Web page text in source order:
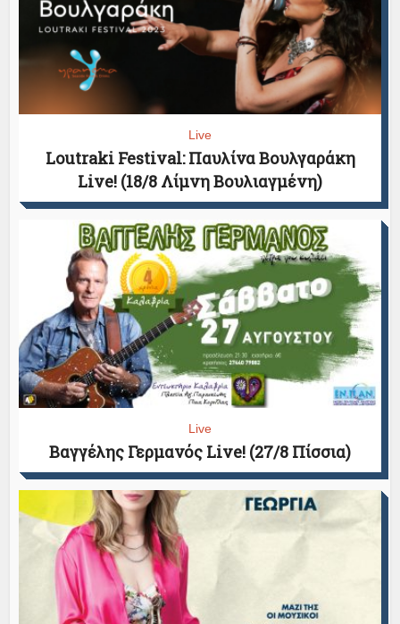
Live
Loutraki Festival: Παυλίνα Βουλγαράκη
Live! (18/8 Λίμνη Βουλιαγμένη)
Live
Βαγγέλης Γερμανός Live! (27/8 Πίσσια)